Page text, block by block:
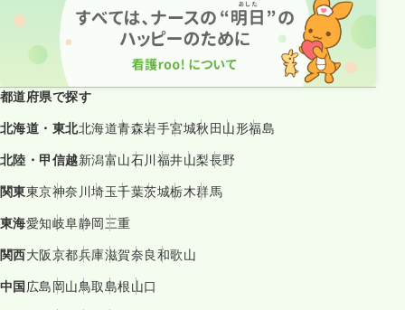
都道府県で探す
北海道・東北北海道青森岩手宮城秋田山形福島
北陸・甲信越新潟富山石川福井山梨長野
関東東京神奈川埼玉千葉茨城栃木群馬
東海愛知岐阜静岡三重
関西大阪京都兵庫滋賀奈良和歌山
中国広島岡山鳥取島根山口